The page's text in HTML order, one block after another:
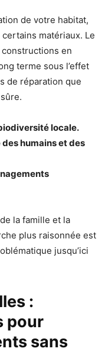
de votre habitat,
matériaux. Le
en
terme sous l’effet
de réparation que
locale.
humains et des
la famille et la
plus raisonnée est
jusqu’ici
:
pour
sans